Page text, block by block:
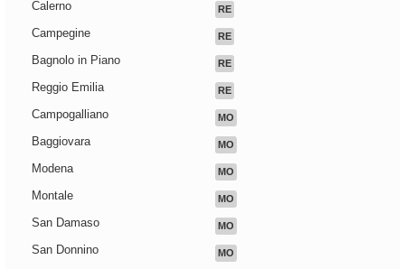
Calerno RE
Campegine RE
Bagnolo in Piano RE
Reggio Emilia RE
Campogalliano MO
Baggiovara MO
Modena MO
Montale MO
San Damaso MO
San Donnino MO